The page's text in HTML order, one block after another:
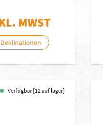
MWST
Verfügbar [12 auf lager]